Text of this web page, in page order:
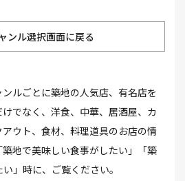
ンル選択画面に戻る
ンルごとに築地の人気店、有名店を
でなく、洋食、中華、居酒屋、カ
ウト、食材、料理道具のお店の情
地で美味しい食事がしたい」「築
」時に、ご覧ください。